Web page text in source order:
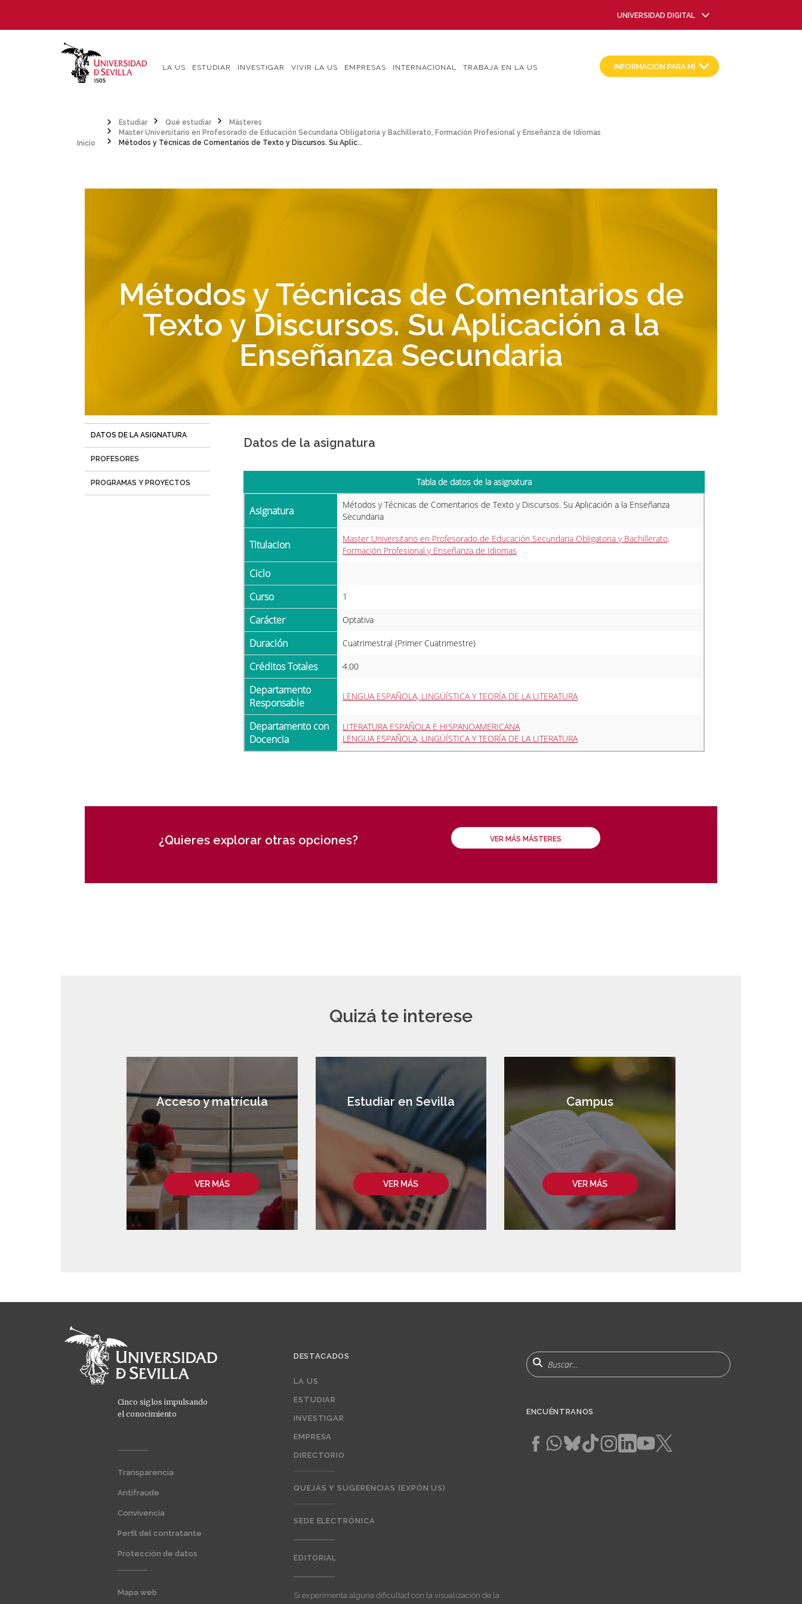
contenido
UNIVERSIDAD DIGITAL
LA US ESTUDIAR INVESTIGAR VIVIR LA US EMPRESAS INTERNACIONAL TRABAJA EN LA US INFORMACIÓN PARA MÍ
Sobrescribir
navegación
Estudiar Qué estudiar
Másteres
Master Universitario en Profesorado de Educación Secundaria Obligatoria y Bachillerato, Formación Profesional y Enseñanza de Idiomas
Métodos y Técnicas de Comentarios de Texto y Discursos. Su Aplicación a la Enseñanza Secundaria
Métodos y Técnicas de Comentarios de
Texto y Discursos. Su Aplicación a la
Enseñanza Secundaria
DATOS DE LA ASIGNATURA
activa)
PROFESORES
PROGRAMAS Y PROYECTOS
Datos de la asignatura
Tabla de datos de la asignatura
Asignatura
Métodos y Técnicas de Comentarios de Texto y Discursos. Su Aplicación a la Enseñanza
Secundaria
Titulacion
Master Universitario en Profesorado de Educación Secundaria Obligatoria y Bachillerato,
Formación Profesional y Enseñanza de Idiomas
Ciclo
Curso
1
Carácter Optativa
Duración Cuatrimestral (Primer Cuatrimestre)
Créditos Totales 4.00
Departamento
Responsable
LENGUA ESPAÑOLA, LINGÜÍSTICA Y TEORÍA DE LA LITERATURA
Departamento con
Docencia
LITERATURA ESPAÑOLA E HISPANOAMERICANA
LENGUA ESPAÑOLA, LINGÜÍSTICA Y TEORÍA DE LA LITERATURA
¿Quieres explorar otras opciones? VER MÁS MÁSTERES
Quizá te interese
VER MÁS
Acceso y matrícula
VER MÁS
Estudiar en Sevilla
VER MÁS
Campus
Cinco siglos impulsando
el conocimiento
Transparencia
Antifraude
Convivencia
Perfil del contratante
Protección de datos
Mapa web
DESTACADOS
LA US
ESTUDIAR
INVESTIGAR
EMPRESA
DIRECTORIO
QUEJAS Y SUGERENCIAS (EXPÓN US)
SEDE ELECTRÓNICA
EDITORIAL
Si experimenta alguna dificultad con la visualización de la
Buscar
ENCUÉNTRANOS